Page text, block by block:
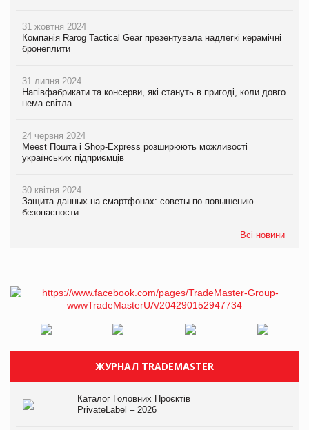
31 жовтня 2024
Компанія Rarog Tactical Gear презентувала надлегкі керамічні
бронеплити
31 липня 2024
Напівфабрикати та консерви, які стануть в пригоді, коли довго
нема світла
24 червня 2024
Meest Пошта і Shop-Express розширюють можливості
українських підприємців
30 квітня 2024
Защита данных на смартфонах: советы по повышению
безопасности
Всі новини
ЖУРНАЛ TRADEMASTER
Каталог Головних Проєктів
PrivateLabel – 2026